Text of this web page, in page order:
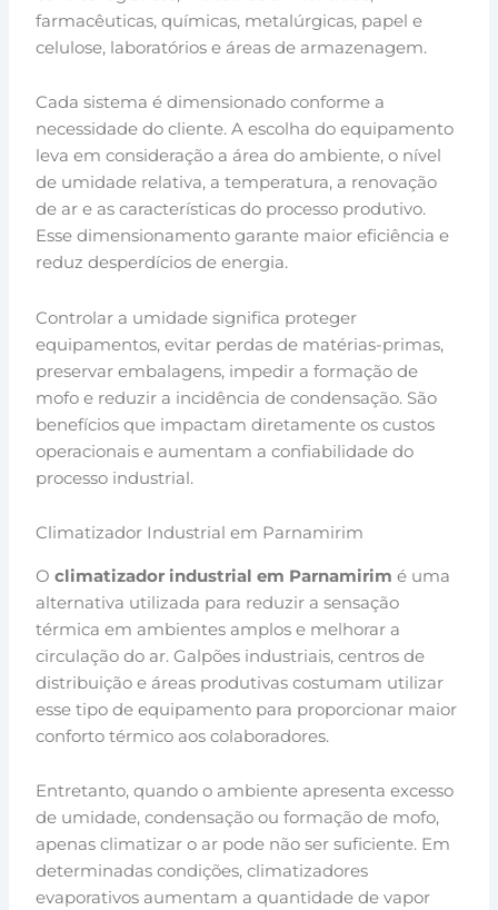
farmacêuticas, químicas, metalúrgicas, papel e
celulose, laboratórios e áreas de armazenagem.
Cada sistema é dimensionado conforme a
necessidade do cliente. A escolha do equipamento
leva em consideração a área do ambiente, o nível
de umidade relativa, a temperatura, a renovação
de ar e as características do processo produtivo.
Esse dimensionamento garante maior eficiência e
reduz desperdícios de energia.
Controlar a umidade significa proteger
equipamentos, evitar perdas de matérias-primas,
preservar embalagens, impedir a formação de
mofo e reduzir a incidência de condensação. São
benefícios que impactam diretamente os custos
operacionais e aumentam a confiabilidade do
processo industrial.
Climatizador Industrial em Parnamirim
Oclimatizador industrial em Parnamirim é uma
alternativa utilizada para reduzir a sensação
térmica em ambientes amplos e melhorar a
circulação do ar. Galpões industriais, centros de
distribuição e áreas produtivas costumam utilizar
esse tipo de equipamento para proporcionar maior
conforto térmico aos colaboradores.
Entretanto, quando o ambiente apresenta excesso
de umidade, condensação ou formação de mofo,
apenas climatizar o ar pode não ser suficiente. Em
determinadas condições, climatizadores
evaporativos aumentam a quantidade de vapor